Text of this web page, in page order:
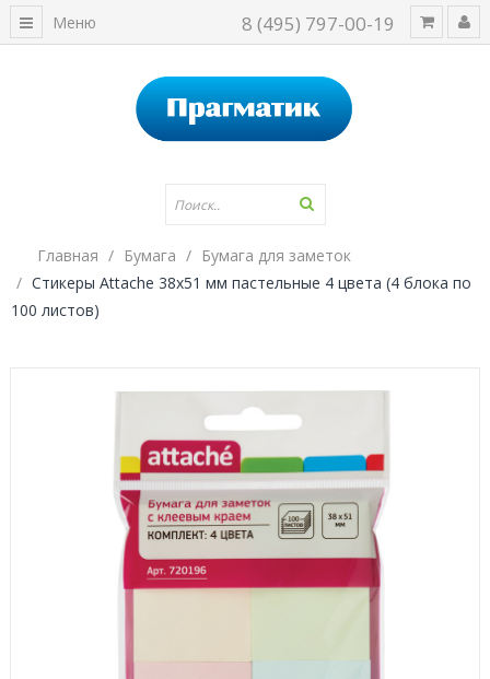
8 (495) 797-00-19
Меню
Главная Бумага
Бумага для заметок
Стикеры Attache 38х51 мм пастельные 4 цвета (4 блока по
100 листов)